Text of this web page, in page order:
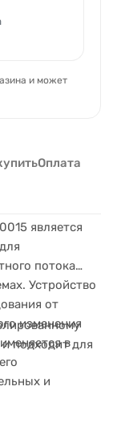
и может
Оплата
является
потока
Устройство
от
изменения
в
и
подходит для